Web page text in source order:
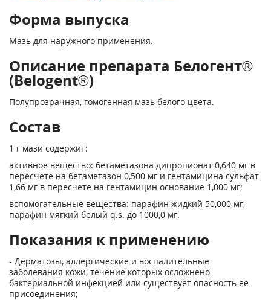
Форма выпуска
Мазь для наружного применения.
Описание препарата Белогент®
(Belogent®)
Полупрозрачная, гомогенная мазь белого цвета.
Состав
1 г мази содержит:
активное вещество: бетаметазона дипро­пионат 0,640 мг в
пересчете на бетаметазон 0,500 мг и гентамицина сульфат
1,66 мг в пересчете на гентамицин основание 1,000 мг;
вспомогательные вещества: пара­фин жидкий 50,000 мг,
парафин мягкий белый q.s. до 1000,0 мг.
Показания к применению
- Дерматозы, аллергические и воспалительные
заболевания кожи, течение которых осложнено
бактериальной инфекцией или существует опасность ее
присоединения;